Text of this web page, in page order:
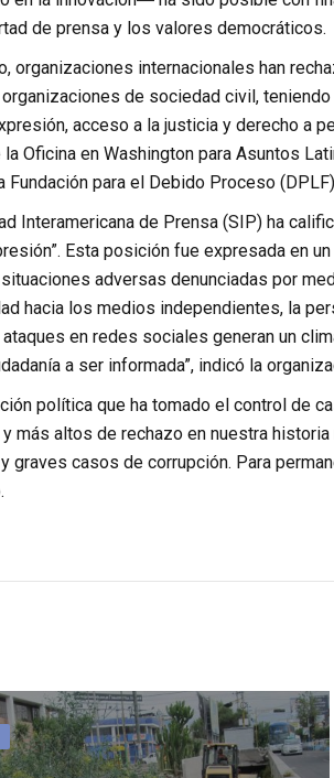
de prensa y los valores democráticos.
organizaciones internacionales han
de sociedad civil,
acceso a la justicia y derecho a
Oficina en Washington para Asuntos
Fundación para el Debido Proceso
Interamericana de Prensa (SIP) ha
Esta posición fue expresada en
adversas denunciadas por
hacia los medios independientes, la
en redes sociales generan un
a ser informada”, indicó la
política que ha tomado el control de
más altos de rechazo en nuestra
graves casos de corrupción. Para